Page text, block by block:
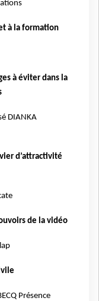
à la formation
à éviter dans la
DIANKA
d’attractivité
de la vidéo
Présence